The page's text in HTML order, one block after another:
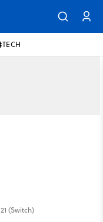
TECH
(Switch)